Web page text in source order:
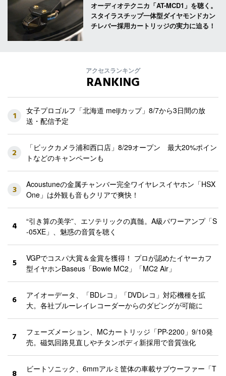
オーディオテクニカ「AT-MCD1」を聴く。
スタイラスチップ一体型ダイヤモンドカン
チレバー採用カートリッジの実力に迫る！
アクセスランキング
RANKING
1
女子プロゴルフ「北海道 meijiカップ」8/7から3日間の放
送・配信予定
2
「ビックカメラ浦和西口店」8/29オープン 最大20%ポイン
トなどのキャンペーンも
3
Acoustuneの金属チャンバー完全ワイヤレスイヤホン「HSX
One」は外観も音もクリアで爽快！
4
“引き算の美学”、エソテリックの真髄。A級パワーアンプ「S
-05XE」、魅惑の音質を聴く
5
VGPでコスパ大賞＆金賞を獲得！ プロが認めたイヤーカフ
型イヤホンBaseus「Bowie MC2」「MC2 Air」
6
アイオーデータ、「BDレコ」「DVDレコ」対応機種を拡
大。各社ブルーレイレコーダーからのダビングが可能に
7
フェーズメーション、MCカートリッジ「PP-2200」9/10発
売。磁気回路見直しやチタンボディ新採用で音質強化
ビートソニック、6mmアルミ筐体の車載サブウーファー「T